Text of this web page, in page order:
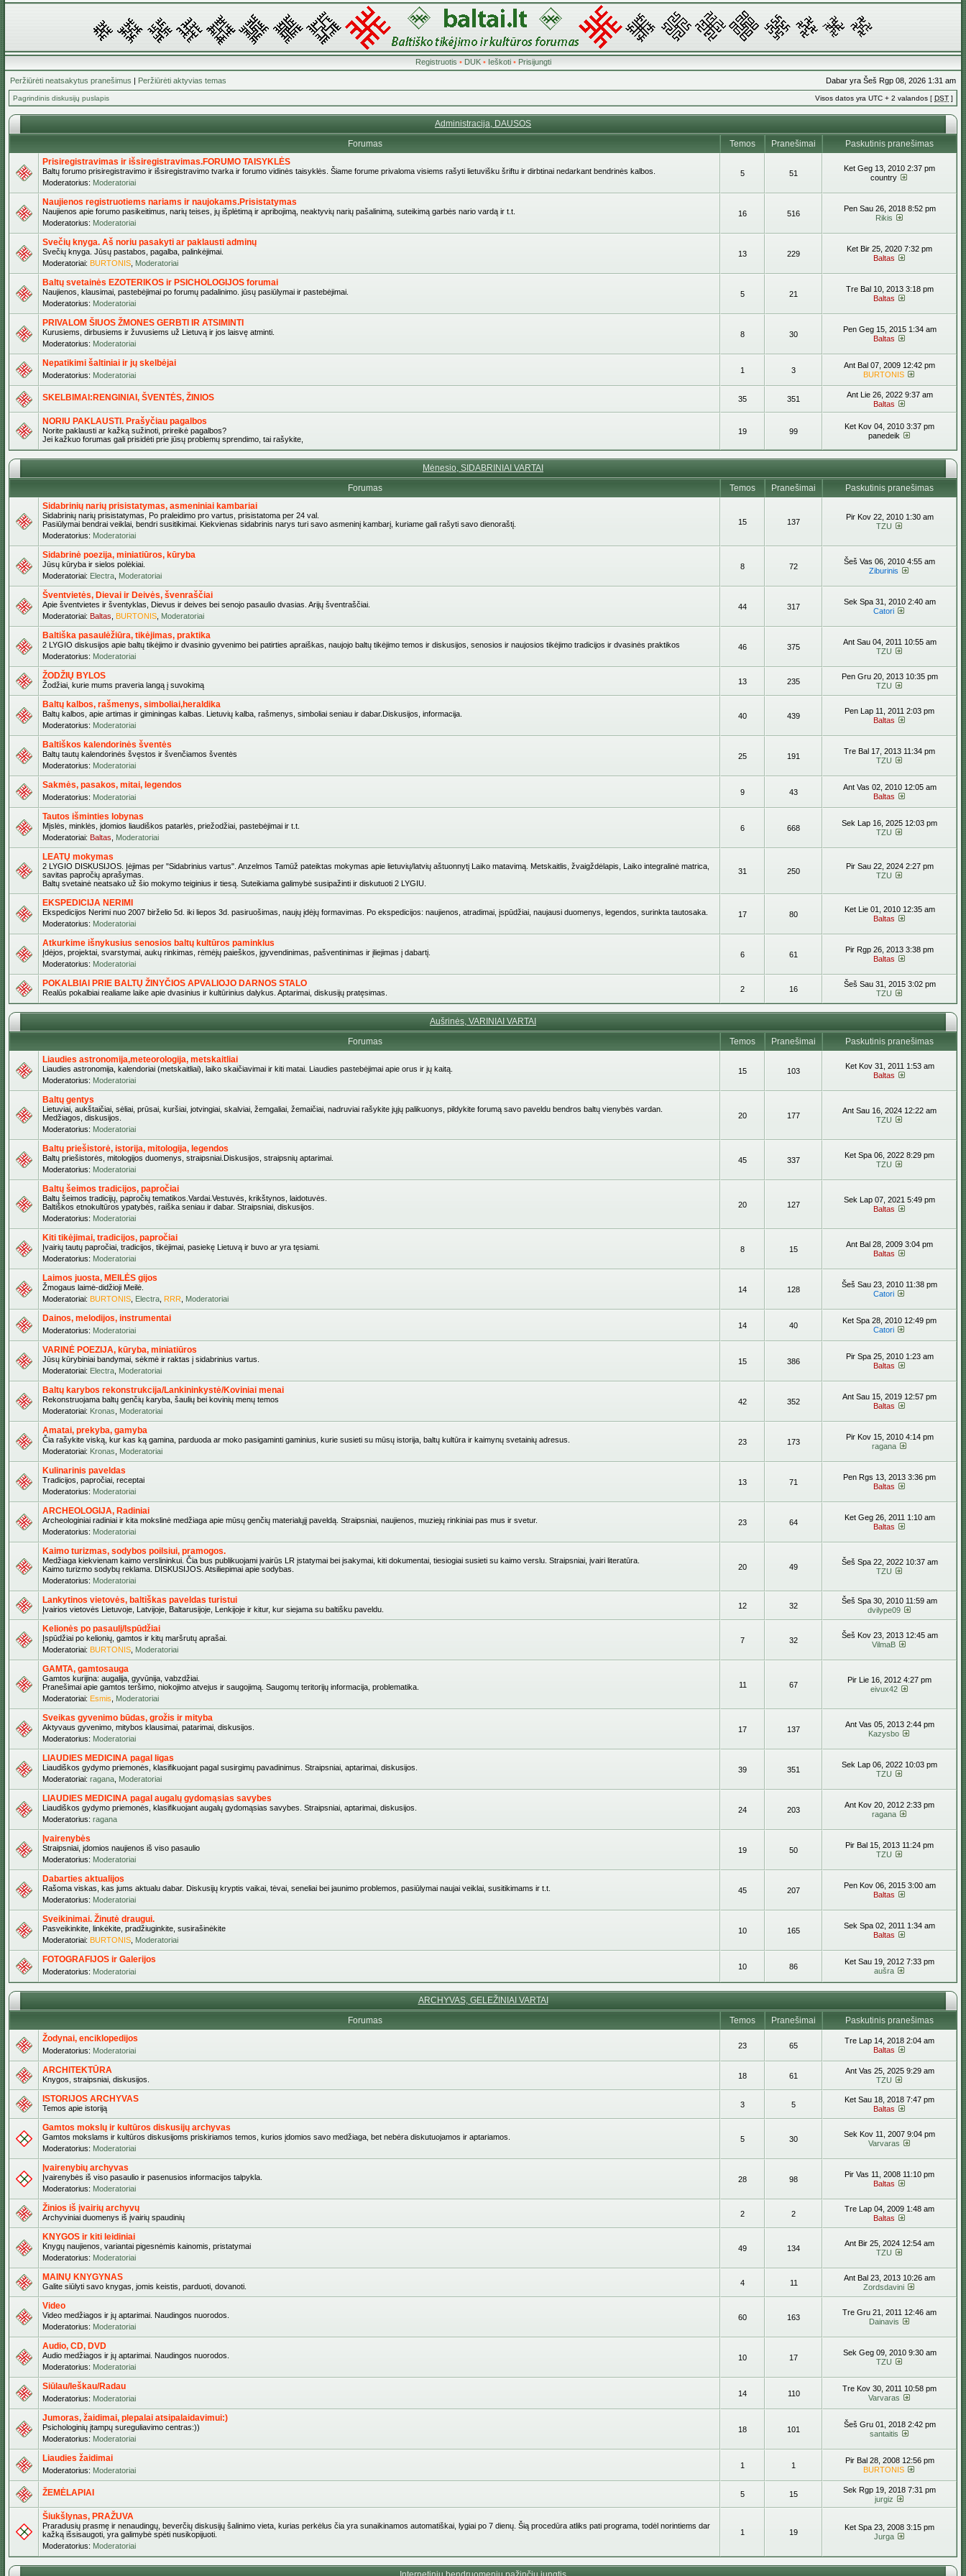
Registruotis • DUK• Ieškoti• Prisijungti
Peržiūrėti neatsakytus pranešimus | Peržiūrėti aktyvias temas Dabar yra Šeš Rgp 08, 2026 1:31 am
Pagrindinis diskusijų puslapis Visos datos yra UTC + 2 valandos [ DST ]
Administracija, DAUSOS
Forumas
Temos Pranešimai
Paskutinis pranešimas
Prisiregistravimas ir išsiregistravimas.FORUMO TAISYKLĖS
Baltų forumo prisiregistravimo ir išsiregistravimo tvarka ir forumo vidinės taisyklės. Šiame forume privaloma visiems rašyti lietuvišku šriftu ir dirbtinai nedarkant bendrinės kalbos.
Moderatorius: Moderatoriai
5 51
Ket Geg 13, 2010 2:37 pm
country
Naujienos registruotiems nariams ir naujokams.Prisistatymas
Naujienos apie forumo pasikeitimus, narių teises, jų išplėtimą ir apribojimą, neaktyvių narių pašalinimą, suteikimą garbės nario vardą ir t.t.
Moderatorius: Moderatoriai
16 516
Pen Sau 26, 2018 8:52 pm
Rikis
Svečių knyga. Aš noriu pasakyti ar paklausti adminų
Svečių knyga. Jūsų pastabos, pagalba, palinkėjimai.
Moderatoriai: BURTONIS Moderatoriai
13 229
Ket Bir 25, 2020 7:32 pm
Baltas
Baltų svetainės EZOTERIKOS ir PSICHOLOGIJOS forumai
Naujienos, klausimai, pastebėjimai po forumų padalinimo. jūsų pasiūlymai ir pastebėjimai.
Moderatorius: Moderatoriai
5 21
Tre Bal 10, 2013 3:18 pm
Baltas
PRIVALOM ŠIUOS ŽMONES GERBTI IR ATSIMINTI
Kurusiems, dirbusiems ir žuvusiems už Lietuvą ir jos laisvę atminti.
Moderatorius: Moderatoriai
8 30
Pen Geg 15, 2015 1:34 am
Baltas
Nepatikimi šaltiniai ir jų skelbėjai
Moderatorius: Moderatoriai
1 3
Ant Bal 07, 2009 12:42 pm
BURTONIS
SKELBIMAI:RENGINIAI, ŠVENTĖS, ŽINIOS 35 351
Ant Lie 26, 2022 9:37 am
Baltas
NORIU PAKLAUSTI. Prašyčiau pagalbos
Norite paklausti ar kažką sužinoti, prireikė pagalbos?
Jei kažkuo forumas gali prisidėti prie jūsų problemų sprendimo, tai rašykite,
19 99
Ket Kov 04, 2010 3:37 pm
panedeik
Mėnesio, SIDABRINIAI VARTAI
Forumas
Temos Pranešimai
Paskutinis pranešimas
Sidabrinių narių prisistatymas, asmeniniai kambariai
Sidabrinių narių prisistatymas, Po praleidimo pro vartus, prisistatoma per 24 val.
Pasiūlymai bendrai veiklai, bendri susitikimai. Kiekvienas sidabrinis narys turi savo asmeninį kambarį, kuriame gali rašyti savo dienoraštį.
Moderatorius: Moderatoriai
15 137
Pir Kov 22, 2010 1:30 am
TZU
Sidabrinė poezija, miniatiūros, kūryba
Jūsų kūryba ir sielos polėkiai.
Moderatoriai: Electra Moderatoriai
8 72
Šeš Vas 06, 2010 4:55 am
Ziburinis
Šventvietės, Dievai ir Deivės, švenraščiai
Apie šventvietes ir šventyklas, Dievus ir deives bei senojo pasaulio dvasias. Arijų šventraščiai.
Moderatoriai: Baltas BURTONIS Moderatoriai
44 317
Sek Spa 31, 2010 2:40 am
Catori
Baltiška pasaulėžiūra, tikėjimas, praktika
2 LYGIO diskusijos apie baltų tikėjimo ir dvasinio gyvenimo bei patirties apraiškas, naujojo baltų tikėjimo temos ir diskusijos, senosios ir naujosios tikėjimo tradicijos ir dvasinės praktikos
Moderatorius: Moderatoriai
46 375
Ant Sau 04, 2011 10:55 am
TZU
ŽODŽIŲ BYLOS
Žodžiai, kurie mums praveria langą į suvokimą 13 235
Pen Gru 20, 2013 10:35 pm
TZU
Baltų kalbos, rašmenys, simboliai,heraldika
Baltų kalbos, apie artimas ir giminingas kalbas. Lietuvių kalba, rašmenys, simboliai seniau ir dabar.Diskusijos, informacija.
Moderatorius: Moderatoriai
40 439
Pen Lap 11, 2011 2:03 pm
Baltas
Baltiškos kalendorinės šventės
Baltų tautų kalendorinės švęstos ir švenčiamos šventės
Moderatorius: Moderatoriai
25 191
Tre Bal 17, 2013 11:34 pm
TZU
Sakmės, pasakos, mitai, legendos
Moderatorius: Moderatoriai
9 43
Ant Vas 02, 2010 12:05 am
Baltas
Tautos išminties lobynas
Mįslės, minklės, įdomios liaudiškos patarlės, priežodžiai, pastebėjimai ir t.t.
Moderatoriai: Baltas Moderatoriai
6 668
Sek Lap 16, 2025 12:03 pm
TZU
LEATŲ mokymas
2 LYGIO DISKUSIJOS. Įėjimas per "Sidabrinius vartus". Anzelmos Tamūž pateiktas mokymas apie lietuvių/latvių aštuonnytį Laiko matavimą. Metskaitlis, žvaigždėlapis, Laiko integralinė matrica,
savitas papročių aprašymas.
Baltų svetainė neatsako už šio mokymo teiginius ir tiesą. Suteikiama galimybė susipažinti ir diskutuoti 2 LYGIU.
31 250
Pir Sau 22, 2024 2:27 pm
TZU
EKSPEDICIJA NERIMI
Ekspedicijos Nerimi nuo 2007 birželio 5d. iki liepos 3d. pasiruošimas, naujų įdėjų formavimas. Po ekspedicijos: naujienos, atradimai, įspūdžiai, naujausi duomenys, legendos, surinkta tautosaka.
Moderatorius: Moderatoriai
17 80
Ket Lie 01, 2010 12:35 am
Baltas
Atkurkime išnykusius senosios baltų kultūros paminklus
Įdėjos, projektai, svarstymai, aukų rinkimas, rėmėjų paieškos, įgyvendinimas, pašventinimas ir įliejimas į dabartį.
Moderatorius: Moderatoriai
6 61
Pir Rgp 26, 2013 3:38 pm
Baltas
POKALBIAI PRIE BALTŲ ŽINYČIOS APVALIOJO DARNOS STALO
Realūs pokalbiai realiame laike apie dvasinius ir kultūrinius dalykus. Aptarimai, diskusijų pratęsimas. 2 16
Šeš Sau 31, 2015 3:02 pm
TZU
Aušrinės, VARINIAI VARTAI
Forumas
Temos Pranešimai
Paskutinis pranešimas
Liaudies astronomija,meteorologija, metskaitliai
Liaudies astronomija, kalendoriai (metskaitliai), laiko skaičiavimai ir kiti matai. Liaudies pastebėjimai apie orus ir jų kaitą.
Moderatorius: Moderatoriai
15 103
Ket Kov 31, 2011 1:53 am
Baltas
Baltų gentys
Lietuviai, aukštaičiai, sėliai, prūsai, kuršiai, jotvingiai, skalviai, žemgaliai, žemaičiai, nadruviai rašykite jųjų palikuonys, pildykite forumą savo paveldu bendros baltų vienybės vardan.
Medžiagos, diskusijos.
Moderatorius: Moderatoriai
20 177
Ant Sau 16, 2024 12:22 am
TZU
Baltų priešistorė, istorija, mitologija, legendos
Baltų priešistorės, mitologijos duomenys, straipsniai.Diskusijos, straipsnių aptarimai.
Moderatorius: Moderatoriai
45 337
Ket Spa 06, 2022 8:29 pm
TZU
Baltų šeimos tradicijos, papročiai
Baltų šeimos tradicijų, papročių tematikos.Vardai.Vestuvės, krikštynos, laidotuvės.
Baltiškos etnokultūros ypatybės, raiška seniau ir dabar. Straipsniai, diskusijos.
Moderatorius: Moderatoriai
20 127
Sek Lap 07, 2021 5:49 pm
Baltas
Kiti tikėjimai, tradicijos, papročiai
Įvairių tautų papročiai, tradicijos, tikėjimai, pasiekę Lietuvą ir buvo ar yra tęsiami.
Moderatorius: Moderatoriai
8 15
Ant Bal 28, 2009 3:04 pm
Baltas
Laimos juosta, MEILĖS gijos
Žmogaus laimė-didžioji Meilė.
Moderatoriai: BURTONIS Electra RRR Moderatoriai
14 128
Šeš Sau 23, 2010 11:38 pm
Catori
Dainos, melodijos, instrumentai
Moderatorius: Moderatoriai
14 40
Ket Spa 28, 2010 12:49 pm
Catori
VARINĖ POEZIJA, kūryba, miniatiūros
Jūsų kūrybiniai bandymai, sėkmė ir raktas į sidabrinius vartus.
Moderatoriai: Electra Moderatoriai
15 386
Pir Spa 25, 2010 1:23 am
Baltas
Baltų karybos rekonstrukcija/Lankininkystė/Koviniai menai
Rekonstruojama baltų genčių karyba, šaulių bei kovinių menų temos
Moderatoriai: Kronas Moderatoriai
42 352
Ant Sau 15, 2019 12:57 pm
Baltas
Amatai, prekyba, gamyba
Čia rašykite viską, kur kas ką gamina, parduoda ar moko pasigaminti gaminius, kurie susieti su mūsų istorija, baltų kultūra ir kaimynų svetainių adresus.
Moderatoriai: Kronas Moderatoriai
23 173
Pir Kov 15, 2010 4:14 pm
ragana
Kulinarinis paveldas
Tradicijos, papročiai, receptai
Moderatorius: Moderatoriai
13 71
Pen Rgs 13, 2013 3:36 pm
Baltas
ARCHEOLOGIJA, Radiniai
Archeologiniai radiniai ir kita mokslinė medžiaga apie mūsų genčių materialųjį paveldą. Straipsniai, naujienos, muziejų rinkiniai pas mus ir svetur.
Moderatorius: Moderatoriai
23 64
Ket Geg 26, 2011 1:10 am
Baltas
Kaimo turizmas, sodybos poilsiui, pramogos.
Medžiaga kiekvienam kaimo verslininkui. Čia bus publikuojami įvairūs LR įstatymai bei įsakymai, kiti dokumentai, tiesiogiai susieti su kaimo verslu. Straipsniai, įvairi literatūra.
Kaimo turizmo sodybų reklama. DISKUSIJOS. Atsiliepimai apie sodybas.
Moderatorius: Moderatoriai
20 49
Šeš Spa 22, 2022 10:37 am
TZU
Lankytinos vietovės, baltiškas paveldas turistui
Įvairios vietovės Lietuvoje, Latvijoje, Baltarusijoje, Lenkijoje ir kitur, kur siejama su baltišku paveldu. 12 32
Šeš Spa 30, 2010 11:59 am
dvilype09
Kelionės po pasaulį/Ispūdžiai
Įspūdžiai po kelionių, gamtos ir kitų maršrutų aprašai.
Moderatoriai: BURTONIS Moderatoriai
7 32
Šeš Kov 23, 2013 12:45 am
VilmaB
GAMTA, gamtosauga
Gamtos kurijina: augalija, gyvūnija, vabzdžiai.
Pranešimai apie gamtos teršimo, niokojimo atvejus ir saugojimą. Saugomų teritorijų informacija, problematika.
Moderatoriai: Esmis Moderatoriai
11 67
Pir Lie 16, 2012 4:27 pm
eivux42
Sveikas gyvenimo būdas, grožis ir mityba
Aktyvaus gyvenimo, mitybos klausimai, patarimai, diskusijos.
Moderatorius: Moderatoriai
17 137
Ant Vas 05, 2013 2:44 pm
Kazysbo
LIAUDIES MEDICINA pagal ligas
Liaudiškos gydymo priemonės, klasifikuojant pagal susirgimų pavadinimus. Straipsniai, aptarimai, diskusijos.
Moderatoriai: ragana Moderatoriai
39 351
Sek Lap 06, 2022 10:03 pm
TZU
LIAUDIES MEDICINA pagal augalų gydomąsias savybes
Liaudiškos gydymo priemonės, klasifikuojant augalų gydomąsias savybes. Straipsniai, aptarimai, diskusijos.
Moderatorius: ragana
24 203
Ant Kov 20, 2012 2:33 pm
ragana
Įvairenybės
Straipsniai, įdomios naujienos iš viso pasaulio
Moderatorius: Moderatoriai
19 50
Pir Bal 15, 2013 11:24 pm
TZU
Dabarties aktualijos
Rašoma viskas, kas jums aktualu dabar. Diskusijų kryptis vaikai, tėvai, seneliai bei jaunimo problemos, pasiūlymai naujai veiklai, susitikimams ir t.t.
Moderatorius: Moderatoriai
45 207
Pen Kov 06, 2015 3:00 am
Baltas
Sveikinimai. Žinutė draugui.
Pasveikinkite, linkėkite, pradžiuginkite, susirašinėkite
Moderatoriai: BURTONIS Moderatoriai
10 165
Sek Spa 02, 2011 1:34 am
Baltas
FOTOGRAFIJOS ir Galerijos
Moderatorius: Moderatoriai
10 86
Ket Sau 19, 2012 7:33 pm
aušra
ARCHYVAS, GELEŽINIAI VARTAI
Forumas
Temos Pranešimai
Paskutinis pranešimas
Žodynai, enciklopedijos
Moderatorius: Moderatoriai
23 65
Tre Lap 14, 2018 2:04 am
Baltas
ARCHITEKTŪRA
Knygos, straipsniai, diskusijos. 18 61
Ant Vas 25, 2025 9:29 am
TZU
ISTORIJOS ARCHYVAS
Temos apie istoriją 3 5
Ket Sau 18, 2018 7:47 pm
Baltas
Gamtos mokslų ir kultūros diskusijų archyvas
Gamtos mokslams ir kultūros diskusijoms priskiriamos temos, kurios įdomios savo medžiaga, bet nebėra diskutuojamos ir aptariamos.
Moderatorius: Moderatoriai
5 30
Sek Kov 11, 2007 9:04 pm
Varvaras
Įvairenybių archyvas
Įvairenybės iš viso pasaulio ir pasenusios informacijos talpykla.
Moderatorius: Moderatoriai
28 98
Pir Vas 11, 2008 11:10 pm
Baltas
Žinios iš įvairių archyvų
Archyviniai duomenys iš įvairių spaudinių 2 2
Tre Lap 04, 2009 1:48 am
Baltas
KNYGOS ir kiti leidiniai
Knygų naujienos, variantai pigesnėmis kainomis, pristatymai
Moderatorius: Moderatoriai
49 134
Ant Bir 25, 2024 12:54 am
TZU
MAINŲ KNYGYNAS
Galite siūlyti savo knygas, jomis keistis, parduoti, dovanoti. 4 11
Ant Bal 23, 2013 10:26 am
Zordsdavini
Video
Video medžiagos ir jų aptarimai. Naudingos nuorodos.
Moderatorius: Moderatoriai
60 163
Tre Gru 21, 2011 12:46 am
Dainavis
Audio, CD, DVD
Audio medžiagos ir jų aptarimai. Naudingos nuorodos.
Moderatorius: Moderatoriai
10 17
Sek Geg 09, 2010 9:30 am
TZU
Siūlau/Ieškau/Radau
Moderatorius: Moderatoriai
14 110
Tre Kov 30, 2011 10:58 pm
Varvaras
Jumoras, žaidimai, plepalai atsipalaidavimui:)
Psichologinių įtampų sureguliavimo centras:))
Moderatorius: Moderatoriai
18 101
Šeš Gru 01, 2018 2:42 pm
santaitis
Liaudies žaidimai
Moderatorius: Moderatoriai
1 1
Pir Bal 28, 2008 12:56 pm
BURTONIS
ŽEMĖLAPIAI 5 15
Sek Rgp 19, 2018 7:31 pm
jurgiz
Šiukšlynas, PRAŽUVA
Praradusių prasmę ir nenaudingų, beverčių diskusijų šalinimo vieta, kurias perkėlus čia yra sunaikinamos automatiškai, lygiai po 7 dienų. Šią procedūra atliks pati programa, todėl norintiems dar
kažką išsisaugoti, yra galimybė spėti nusikopijuoti.
Moderatorius: Moderatoriai
1 19
Ket Spa 23, 2008 3:15 pm
Jurga